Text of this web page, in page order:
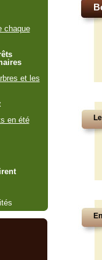
chaque
et les
en été